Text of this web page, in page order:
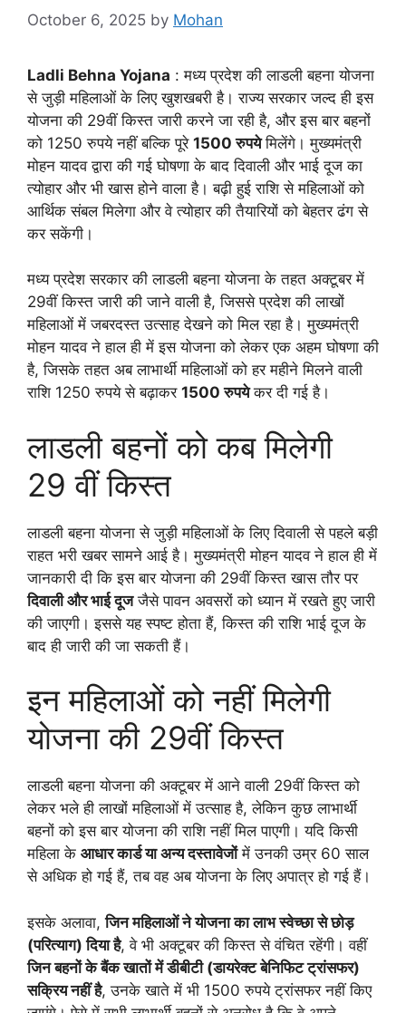
October 6, 2025 by Mohan
Ladli Behna Yojana : मध्य प्रदेश की लाडली बहना योजना
से जुड़ी महिलाओं के लिए खुशखबरी है। राज्य सरकार जल्द ही इस
योजना की 29वीं किस्त जारी करने जा रही है, और इस बार बहनों
को 1250 रुपये नहीं बल्कि पूरे 1500 रुपयेमिलेंगे। मुख्यमंत्री
मोहन यादव द्वारा की गई घोषणा के बाद दिवाली और भाई दूज का
त्योहार और भी खास होने वाला है। बढ़ी हुई राशि से महिलाओं को
आर्थिक संबल मिलेगा और वे त्योहार की तैयारियों को बेहतर ढंग से
कर सकेंगी।
मध्य प्रदेश सरकार की लाडली बहना योजना के तहत अक्टूबर में
29वीं किस्त जारी की जाने वाली है, जिससे प्रदेश की लाखों
महिलाओं में जबरदस्त उत्साह देखने को मिल रहा है। मुख्यमंत्री
मोहन यादव ने हाल ही में इस योजना को लेकर एक अहम घोषणा की
है, जिसके तहत अब लाभार्थी महिलाओं को हर महीने मिलने वाली
राशि 1250 रुपये से बढ़ाकर 1500 रुपयेकर दी गई है।
लाडली बहनों को कब मिलेगी
29 वीं किस्त
लाडली बहना योजना से जुड़ी महिलाओं के लिए दिवाली से पहले बड़ी
राहत भरी खबर सामने आई है। मुख्यमंत्री मोहन यादव ने हाल ही में
जानकारी दी कि इस बार योजना की 29वीं किस्त खास तौर पर
दिवाली और भाई दूजजैसे पावन अवसरों को ध्यान में रखते हुए जारी
की जाएगी। इससे यह स्पष्ट होता हैं, किस्त की राशि भाई दूज के
बाद ही जारी की जा सकती हैं।
इन महिलाओं को नहीं मिलेगी
योजना की 29वीं किस्त
लाडली बहना योजना की अक्टूबर में आने वाली 29वीं किस्त को
लेकर भले ही लाखों महिलाओं में उत्साह है, लेकिन कुछ लाभार्थी
बहनों को इस बार योजना की राशि नहीं मिल पाएगी। यदि किसी
महिला के आधार कार्ड या अन्य दस्तावेजोंमें उनकी उम्र 60 साल
से अधिक हो गई हैं, तब वह अब योजना के लिए अपात्र हो गई हैं।
इसके अलावा,जिन महिलाओं ने योजना का लाभ स्वेच्छा से छोड़
(परित्याग) दिया है, वे भी अक्टूबर की किस्त से वंचित रहेंगी। वहीं
जिन बहनों के बैंक खातों में डीबीटी (डायरेक्ट बेनिफिट ट्रांसफर)
सक्रिय नहीं है, उनके खाते में भी 1500 रुपये ट्रांसफर नहीं किए